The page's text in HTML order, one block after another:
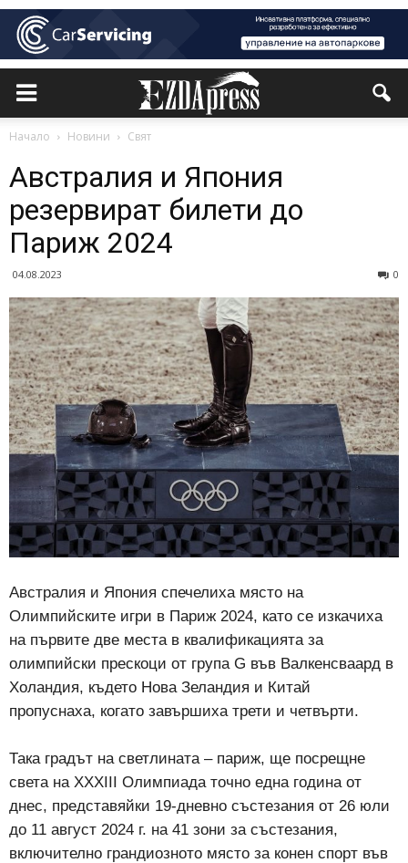
Начало Новини Свят
Австралия и Япония
резервират билети до
Париж 2024
04.08.2023 0
Австралия и Япония спечелиха място на
Олимпийските игри в Париж 2024, като се изкачиха
на първите две места в квалификацията за
олимпийски прескоци от група G във Валкенсваард в
Холандия, където Нова Зеландия и Китай
пропуснаха, когато завършиха трети и четвърти.
Така градът на светлината – париж, ще посрещне
света на XXXIII Олимпиада точно една година от
днес, представяйки 19-дневно състезания от 26 юли
до 11 август 2024 г. на 41 зони за състезания,
включително грандиозното място за конен спорт във